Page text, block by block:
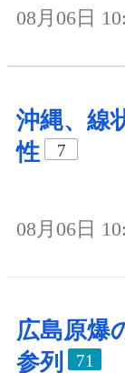
08月06日
沖縄、線
性
7
08月06日
広島原爆
参列
71